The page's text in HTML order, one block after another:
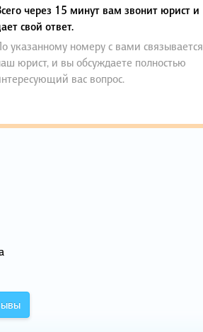
через 15 минут вам звонит юрист и
свой ответ.
указанному номеру с вами связывается
юрист, и вы обсуждаете полностью
вас вопрос.